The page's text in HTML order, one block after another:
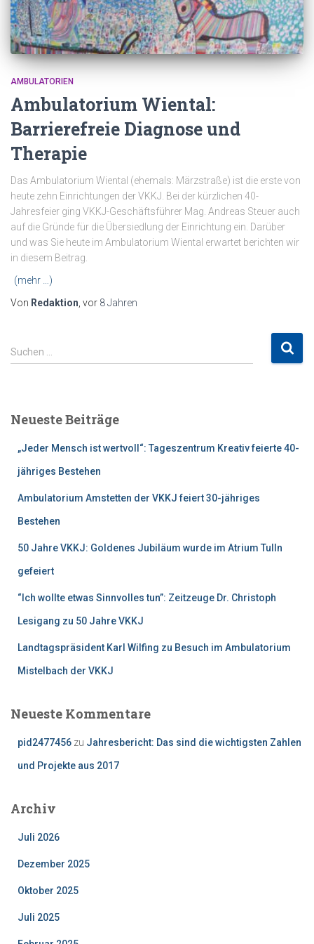
AMBULATORIEN
Ambulatorium Wiental:
Barrierefreie Diagnose und
Therapie
Das Ambulatorium Wiental (ehemals: Märzstraße) ist die erste von
heute zehn Einrichtungen der VKKJ. Bei der kürzlichen 40-
Jahresfeier ging VKKJ-Geschäftsführer Mag. Andreas Steuer auch
auf die Gründe für die Übersiedlung der Einrichtung ein. Darüber
und was Sie heute im Ambulatorium Wiental erwartet berichten wir
in diesem Beitrag.
(mehr …)
Von Redaktion , vor 8 Jahren
S
u
n
Suchen …
Neueste Beiträge
„Jeder Mensch ist wertvoll“: Tageszentrum Kreativ feierte 40-
jähriges Bestehen
Ambulatorium Amstetten der VKKJ feiert 30-jähriges
Bestehen
50 Jahre VKKJ: Goldenes Jubiläum wurde im Atrium Tulln
gefeiert
“Ich wollte etwas Sinnvolles tun”: Zeitzeuge Dr. Christoph
Lesigang zu 50 Jahre VKKJ
Landtagspräsident Karl Wilfing zu Besuch im Ambulatorium
Mistelbach der VKKJ
Neueste Kommentare
pid2477456 zu Jahresbericht: Das sind die wichtigsten Zahlen
und Projekte aus 2017
Archiv
Juli 2026
Dezember 2025
Oktober 2025
Juli 2025